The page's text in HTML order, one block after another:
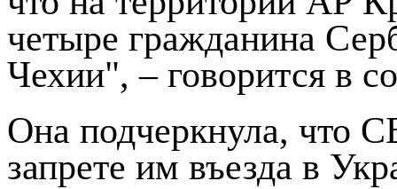
четыре гражданина
Чехии", – говорится в
Она подчеркнула, что
запрете им въезда в